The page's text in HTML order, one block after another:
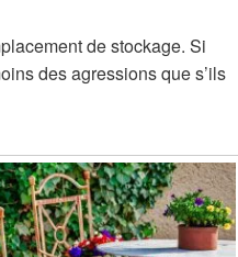
de stockage. Si
des agressions que s’ils